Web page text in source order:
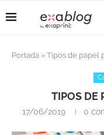
Portada » Tipos de papel
TIPOS DE
17/06/2019 0